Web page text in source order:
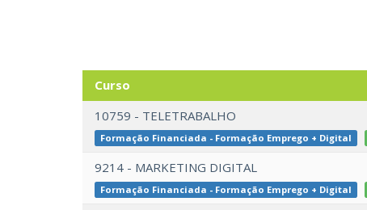
Curso
10759 - TELETRABALHO
Formação Financiada - Formação Emprego + Digital
9214 - MARKETING DIGITAL
Formação Financiada - Formação Emprego + Digital